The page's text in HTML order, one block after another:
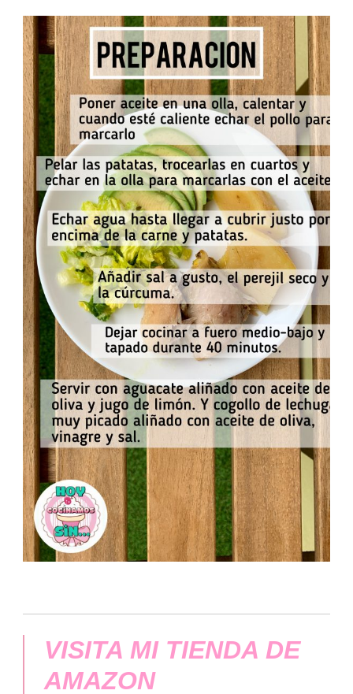
VISITA MI TIENDA DE
AMAZON